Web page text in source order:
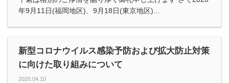
年9月11日(福岡地区)、9月18日(東京地区)...
新型コロナウイルス感染予防および拡大防止対策
に向けた取り組みについて
2020.04.10